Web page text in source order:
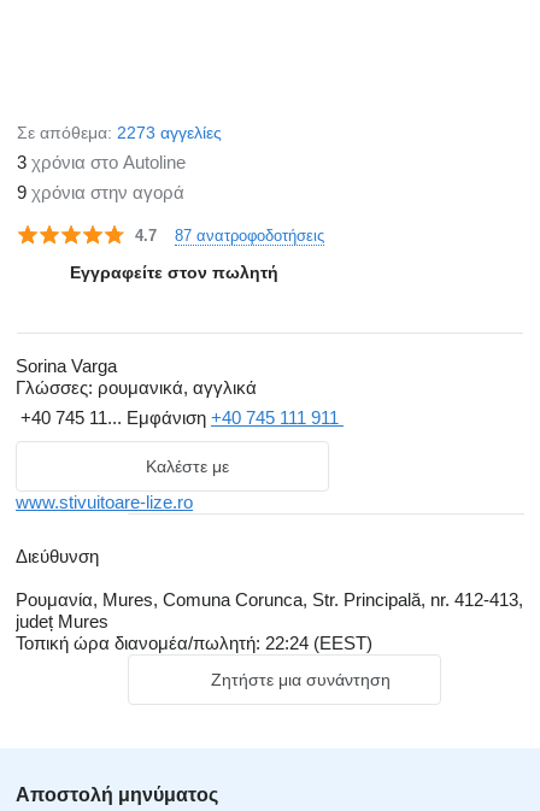
Σε απόθεμα: 2273 αγγελίες
3 χρόνια στο Autoline
9 χρόνια στην αγορά
4.7 87 ανατροφοδοτήσεις
Εγγραφείτε στον πωλητή
Sorina Varga
Γλώσσες: ρουμανικά, αγγλικά
+40 745 11... Εμφάνιση +40 745 111 911
Καλέστε με
www.stivuitoare-lize.ro
Διεύθυνση
Ρουμανία, Mures, Comuna Corunca, Str. Principală, nr. 412-413,
județ Mures
Τοπική ώρα διανομέα/πωλητή: 22:24 (EEST)
Ζητήστε μια συνάντηση
Αποστολή μηνύματος